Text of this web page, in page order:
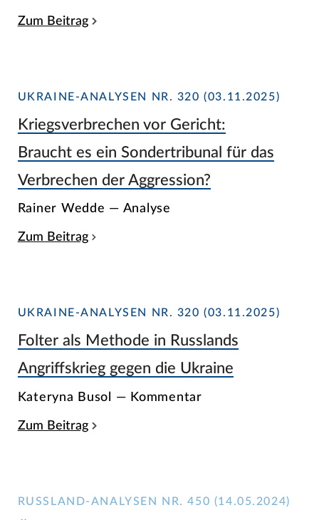
Zum Beitrag
UKRAINE-ANALYSEN NR. 320 (03.11.2025)
Kriegsverbrechen vor Gericht:
Braucht es ein Sondertribunal für das
Verbrechen der Aggression?
Rainer Wedde — Analyse
Zum Beitrag
UKRAINE-ANALYSEN NR. 320 (03.11.2025)
Folter als Methode in Russlands
Angriffskrieg gegen die Ukraine
Kateryna Busol — Kommentar
Zum Beitrag
RUSSLAND-ANALYSEN NR. 450 (14.05.2024)